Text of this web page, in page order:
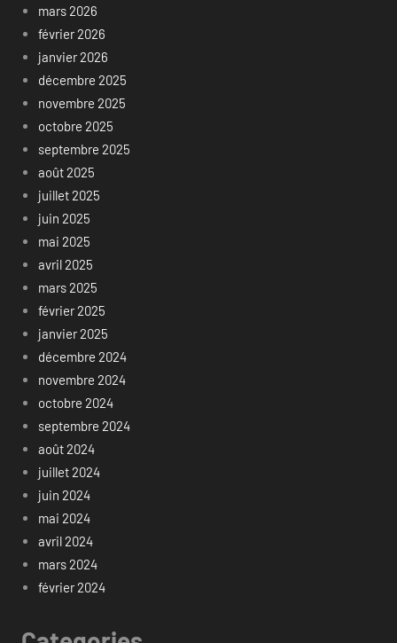
mars 2026
février 2026
janvier 2026
décembre 2025
novembre 2025
octobre 2025
septembre 2025
août 2025
juillet 2025
juin 2025
mai 2025
avril 2025
mars 2025
février 2025
janvier 2025
décembre 2024
novembre 2024
octobre 2024
septembre 2024
août 2024
juillet 2024
juin 2024
mai 2024
avril 2024
mars 2024
février 2024